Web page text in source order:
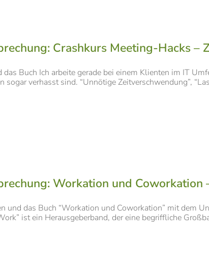
Crashkurs Meeting-Hacks –
das Buch Ich arbeite gerade bei einem Klienten im IT
sogar verhasst sind. “Unnötige Zeitverschwendung”,
Workation und Coworkation
und das Buch “Workation und Coworkation” mit dem
ist ein Herausgeberband, der eine begriffliche